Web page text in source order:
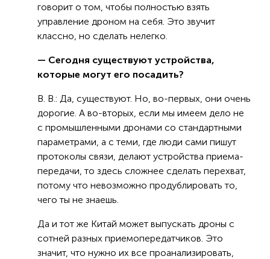
говорит о том, чтобы полностью взять
управление дроном на себя. Это звучит
классно, но сделать нелегко.
— Сегодня существуют устройства,
которые могут его посадить?
В. В.: Да, существуют. Но, во-первых, они очень
дорогие. А во-вторых, если мы имеем дело не
с промышленными дронами со стандартными
параметрами, а с теми, где люди сами пишут
протоколы связи, делают устройства приема-
передачи, то здесь сложнее сделать перехват,
потому что невозможно продублировать то,
чего ты не знаешь.
Да и тот же Китай может выпускать дроны с
сотней разных приемопередатчиков. Это
значит, что нужно их все проанализировать,